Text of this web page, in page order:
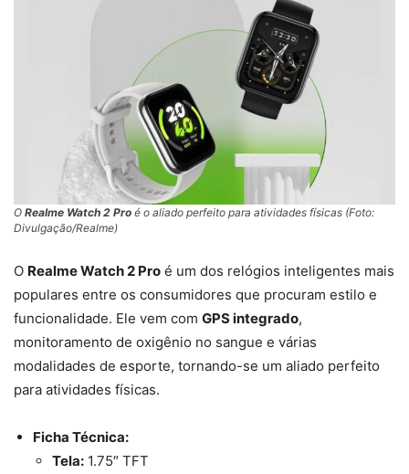
O Realme Watch 2 Pro é o aliado perfeito para atividades físicas (Foto:
Divulgação/Realme)
O Realme Watch 2 Pro é um dos relógios inteligentes mais
populares entre os consumidores que procuram estilo e
funcionalidade. Ele vem com GPS integrado,
monitoramento de oxigênio no sangue e várias
modalidades de esporte, tornando-se um aliado perfeito
para atividades físicas.
Ficha Técnica:
Tela: 1.75″ TFT